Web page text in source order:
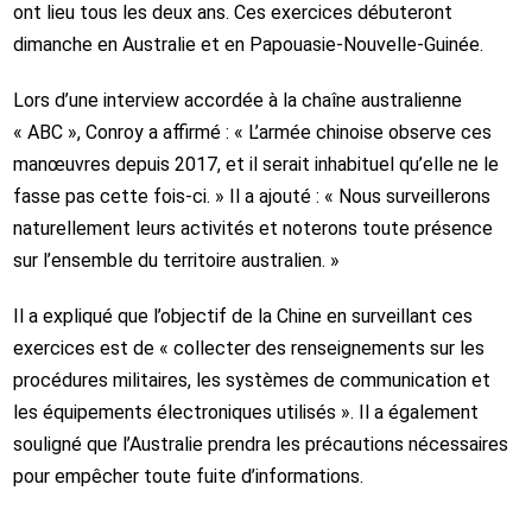
ont lieu tous les deux ans. Ces exercices débuteront
dimanche en Australie et en Papouasie-Nouvelle-Guinée.
Lors d’une interview accordée à la chaîne australienne
« ABC », Conroy a affirmé : « L’armée chinoise observe ces
manœuvres depuis 2017, et il serait inhabituel qu’elle ne le
fasse pas cette fois-ci. » Il a ajouté : « Nous surveillerons
naturellement leurs activités et noterons toute présence
sur l’ensemble du territoire australien. »
Il a expliqué que l’objectif de la Chine en surveillant ces
exercices est de « collecter des renseignements sur les
procédures militaires, les systèmes de communication et
les équipements électroniques utilisés ». Il a également
souligné que l’Australie prendra les précautions nécessaires
pour empêcher toute fuite d’informations.